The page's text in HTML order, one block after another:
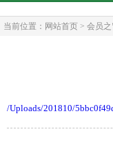
当前位置： 网站首页 > 会员
/Uploads/201810/